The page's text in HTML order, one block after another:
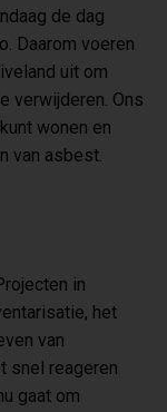
de dag
Daarom voeren
uit om
verwijderen. Ons
wonen en
van asbest.
in
het
van
snel reageren
gaat om